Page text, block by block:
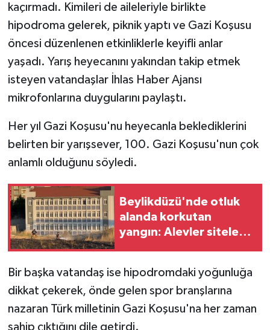
kaçırmadı. Kimileri de aileleriyle birlikte
hipodroma gelerek, piknik yaptı ve Gazi Koşusu
öncesi düzenlenen etkinliklerle keyifli anlar
yaşadı. Yarış heyecanını yakından takip etmek
isteyen vatandaşlar İhlas Haber Ajansı
mikrofonlarına duygularını paylaştı.
Her yıl Gazi Koşusu'nu heyecanla beklediklerini
belirten bir yarışsever, 100. Gazi Koşusu'nun çok
anlamlı olduğunu söyledi.
Beylikdüzü'nde otluk
alanda korkutan
yangın: Alevler sitelere
Bir başka vatandaş ise hipodromdaki yoğunluğa
dikkat çekerek, önde gelen spor branşlarına
nazaran Türk milletinin Gazi Koşusu'na her zaman
sahip çıktığını dile getirdi.